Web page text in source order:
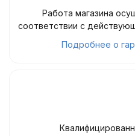
Работа магазина
соответствии с
Подробнее о